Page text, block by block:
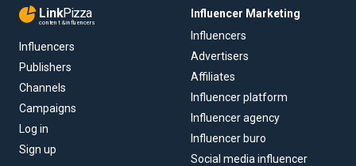
LinkPizza
content & influencers
Influencers
Publishers
Channels
Campaigns
Log in
Sign up
Influencer Marketing
Influencers
Advertisers
Affiliates
Influencer platform
Influencer agency
Influencer buro
Social media influencer